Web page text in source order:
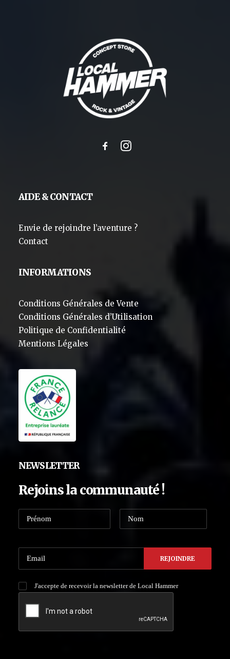
AIDE & CONTACT
Envie de rejoindre l’aventure ?
Contact
INFORMATIONS
Conditions Générales de Vente
Conditions Générales d’Utilisation
Politique de Confidentialité
Mentions Légales
NEWSLETTER
Rejoins la communauté !
J'accepte de recevoir la newsletter de Local Hammer